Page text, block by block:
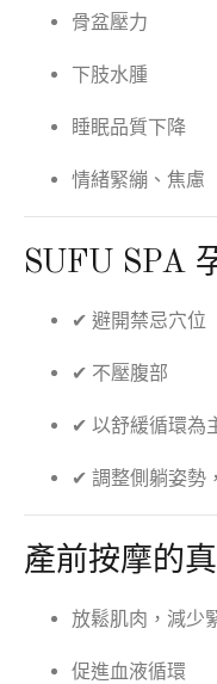
骨盆壓力
下肢水腫
睡眠品質下降
情緒緊繃、焦慮
SUFU SPA
✔ 避開禁忌穴位
✔ 不壓腹部
✔ 以舒緩循環為
✔ 調整側躺姿勢
產前按摩的
放鬆肌肉，減少
促進血液循環